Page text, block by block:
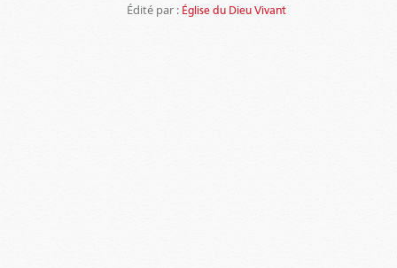
Édité par : Église du Dieu Vivant